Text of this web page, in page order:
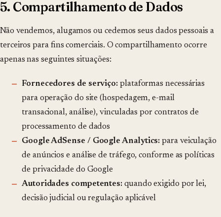
5. Compartilhamento de Dados
Não vendemos, alugamos ou cedemos seus dados pessoais a
terceiros para fins comerciais. O compartilhamento ocorre
apenas nas seguintes situações:
Fornecedores de serviço: plataformas necessárias
para operação do site (hospedagem, e-mail
transacional, análise), vinculadas por contratos de
processamento de dados
Google AdSense / Google Analytics: para veiculação
de anúncios e análise de tráfego, conforme as políticas
de privacidade do Google
Autoridades competentes: quando exigido por lei,
decisão judicial ou regulação aplicável